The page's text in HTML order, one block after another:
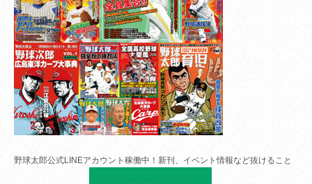
野球太郎公式LINEアカウント稼働中！新刊、イベント情報など抜けること